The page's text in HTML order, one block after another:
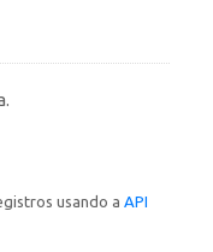
usando a API